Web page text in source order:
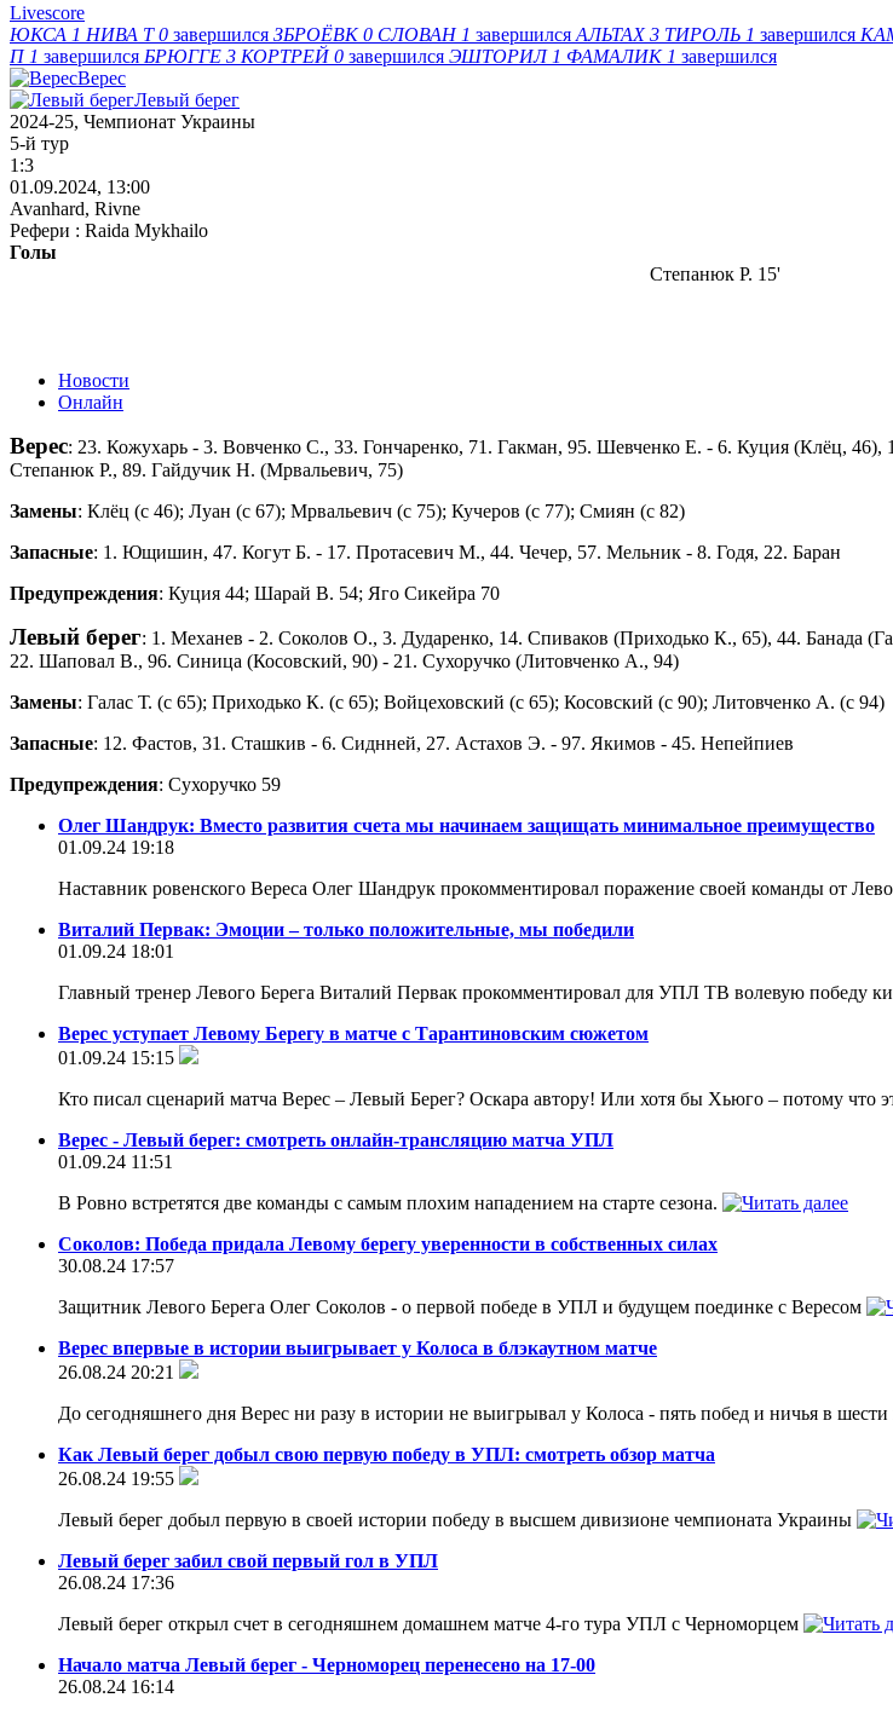
Livescore
ЮКСА 1 НИВА Т 0 завершился ЗБРОЁВК 0 СЛОВАН 1 завершился АЛЬТАХ 3 ТИРОЛЬ 1 завершился
П 1 завершился БРЮГГЕ 3 КОРТРЕЙ 0 завершился ЭШТОРИЛ 1 ФАМАЛИК 1 завершился
Верес
Левый берег
2024-25, Чемпионат Украины
5-й тур
1:3
01.09.2024, 13:00
Avanhard, Rivne
Рефери : Raida Mykhailo
Голы
Степанюк Р. 15'
Новости
Онлайн
Верес: 23. Кожухарь - 3. Вовченко С., 33. Гончаренко, 71. Гакман, 95. Шевченко Е. - 6. Куция (Клёц,
Степанюк Р., 89. Гайдучик Н. (Мрвальевич, 75)
Замены: Клёц (с 46); Луан (с 67); Мрвальевич (с 75); Кучеров (с 77); Смиян (с 82)
Запасные: 1. Ющишин, 47. Когут Б. - 17. Протасевич М., 44. Чечер, 57. Мельник - 8. Годя, 22. Баран
Предупреждения: Куция 44; Шарай В. 54; Яго Сикейра 70
Левый берег: 1. Механев - 2. Соколов О., 3. Дударенко, 14. Спиваков (Приходько К., 65), 44. Банада
22. Шаповал В., 96. Синица (Косовский, 90) - 21. Сухоручко (Литовченко А., 94)
Замены: Галас Т. (с 65); Приходько К. (с 65); Войцеховский (с 65); Косовский (с 90); Литовченко А. (с 94)
Запасные: 12. Фастов, 31. Сташкив - 6. Сиднней, 27. Астахов Э. - 97. Якимов - 45. Непейпиев
Предупреждения: Сухоручко 59
Олег Шандрук: Вместо развития счета мы начинаем защищать минимальное преимущество
01.09.24 19:18
Наставник ровенского Вереса Олег Шандрук прокомментировал поражение своей команды от
Виталий Первак: Эмоции – только положительные, мы победили
01.09.24 18:01
Главный тренер Левого Берега Виталий Первак прокомментировал для УПЛ ТВ волевую победу
Верес уступает Левому Берегу в матче с Тарантиновским сюжетом
01.09.24 15:15
Кто писал сценарий матча Верес – Левый Берег? Оскара автору! Или хотя бы Хьюго – потому что
Верес - Левый берег: смотреть онлайн-трансляцию матча УПЛ
01.09.24 11:51
В Ровно встретятся две команды с самым плохим нападением на старте сезона.
Соколов: Победа придала Левому берегу уверенности в собственных силах
30.08.24 17:57
Защитник Левого Берега Олег Соколов - о первой победе в УПЛ и будущем поединке с Вересом
Верес впервые в истории выигрывает у Колоса в блэкаутном матче
26.08.24 20:21
До сегодняшнего дня Верес ни разу в истории не выигрывал у Колоса - пять побед и ничья в
Как Левый берег добыл свою первую победу в УПЛ: смотреть обзор матча
26.08.24 19:55
Левый берег добыл первую в своей истории победу в высшем дивизионе чемпионата Украины
Левый берег забил свой первый гол в УПЛ
26.08.24 17:36
Левый берег открыл счет в сегодняшнем домашнем матче 4-го тура УПЛ с Черноморцем
Начало матча Левый берег - Черноморец перенесено на 17-00
26.08.24 16:14